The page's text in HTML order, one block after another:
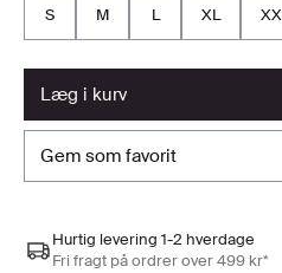
S M L XL
læg i kurv
gem som favorit
Hurtig levering 1-2 hverdage
Fri fragt på ordrer over 499 kr*